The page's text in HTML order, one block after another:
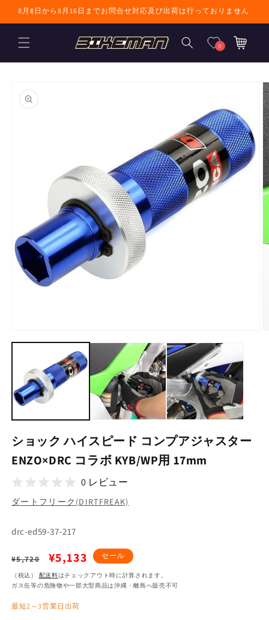
コンテンツに進
8月8日から8月16日までお問合せ対応及び出荷は行っておりません
0
カ
ー
商品情報にスキ
ー
メ
デ
ア
を
く
ショック ハイスピード コンプアジャスター
ENZO×DRC コラボ KYB/WP用 17mm
0 レビュー
ダートフリーク(DIRTFREAK)
SKU:
drc-ed59-37-217
通
常
価
格
¥5,720
セ
ー
ル
価
¥5,133 セール
（税込） 配送料はチェックアウト時に計算されます。
ガス缶等の危険物や一部大型商品は沖縄・離島へ販売不可
最短2～3営業日出荷